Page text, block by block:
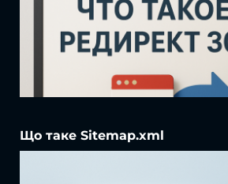
Що таке Sitemap.xml